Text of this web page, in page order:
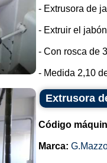
- Extrusora de
- Extruir el
- Con rosca de
- Medida 2,10
Extrusora
Código
Marca: